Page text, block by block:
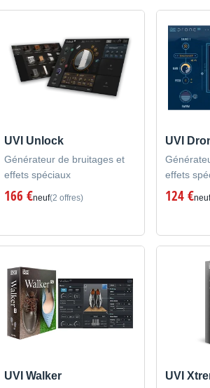
UVI Unlock
Générateur de bruitages et
effets spéciaux
166 €neuf(2 offres)
UVI
effets
124 €neuf
UVI Walker UVI